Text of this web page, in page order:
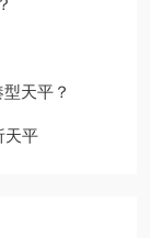
天平？
天平